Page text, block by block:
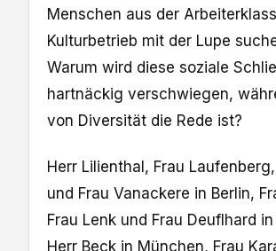
Menschen aus der
Kulturbetrieb mit der Lupe
Warum wird diese soziale
hartnäckig verschwiegen,
von Diversität die Rede ist?
Herr Lilienthal, Frau
und Frau Vanackere in Berlin,
Frau Lenk und Frau Deuflhard
Herr Beck in München, Frau